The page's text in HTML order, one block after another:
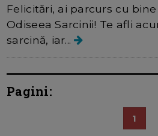
Felicitări, ai parcurs cu
Odiseea Sarcinii! Te afli
sarcină, iar...
Pagini:
1